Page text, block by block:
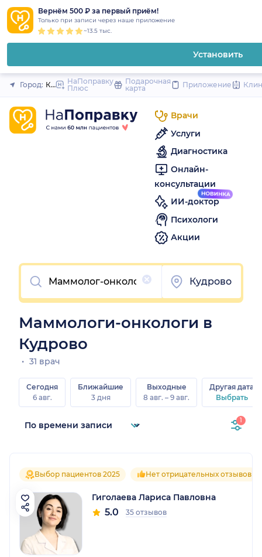
Вернём 500 ₽ за первый приём!
Только при записи через наше приложение
~13.5 тыс.
Установить
Закрыть
Город: Кудрово (Санкт-Петербург и область)
НаПоправку
Плюс
Подарочная
карта
Приложение
Врачи
Услуги
Диагностика
Онлайн-
консультации
ИИ-доктор
Психологи
Акции
Очистить
Кудрово
Маммологи-онкологи в
Кудрово
31 врач
Сегодня
6 авг.
Ближайшие
3 дня
Выходные
8 авг. – 9 авг.
Другая дата
Выбрать
1
Выбор пациентов 2025 Нет отрицательных отзывов
Гиголаева Лариса Павловна
5.0 35 отзывов